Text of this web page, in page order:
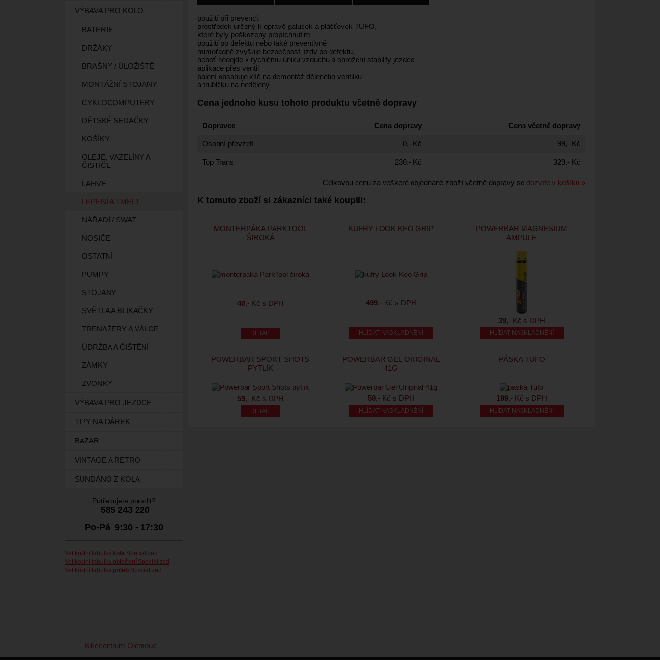
VÝBAVA PRO KOLO
BATERIE
DRŽÁKY
BRAŠNY / ÚLOŽIŠTĚ
MONTÁŽNÍ STOJANY
CYKLOCOMPUTERY
DĚTSKÉ SEDAČKY
KOŠÍKY
OLEJE, VAZELÍNY A
ČISTIČE
LAHVE
LEPENÍ A TMELY
NÁŘADÍ / SWAT
NOSIČE
OSTATNÍ
PUMPY
STOJANY
SVĚTLA A BLIKAČKY
TRENAŽERY A VÁLCE
ÚDRŽBA A ČIŠTĚNÍ
ZÁMKY
ZVONKY
VÝBAVA PRO JEZDCE
TIPY NA DÁREK
BAZAR
VINTAGE A RETRO
SUNDÁNO Z KOLA
Potřebujete poradit?
585 243 220
Po-Pá 9:30 - 17:30
Velikostní tabulka kola Specialized
Velikostní tabulka oblečení Specialized
Velikostní tabulka přileb Specialized
Bikecentrum Olomouc
použití při prevenci.
prostředek určený k opravě galusek a plášťovek TUFO,
které byly poškozeny propíchnutím
použití po defektu nebo také preventivně
mimořádně zvyšuje bezpečnost jízdy po defektu,
neboť nedojde k rychlému úniku vzduchu a ohrožení stability jezdce
aplikace přes ventil
balení obsahuje klíč na demontáž děleného ventilku
a trubičku na nedělený
Cena jednoho kusu tohoto produktu včetně dopravy
Dopravce Cena dopravy Cena včetně dopravy
Osobní převzetí 0,- Kč 99,- Kč
Top Trans 230,- Kč 329,- Kč
Celkovou cenu za veškeré objednané zboží včetně dopravy se dozvíte v košíku »
K tomuto zboží si zákazníci také koupili:
MONTERPÁKA PARKTOOL
ŠIROKÁ
40,- Kč s DPH
KUFRY LOOK KEO GRIP
499,- Kč s DPH
HLÍDAT NASKLADNĚNÍ
POWERBAR MAGNESIUM
AMPULE
39,- Kč s DPH
HLÍDAT NASKLADNĚNÍ
POWERBAR SPORT SHOTS
PYTLÍK
59,- Kč s DPH
POWERBAR GEL ORIGINAL
41G
59,- Kč s DPH
HLÍDAT NASKLADNĚNÍ
PÁSKA TUFO
199,- Kč s DPH
HLÍDAT NASKLADNĚNÍ